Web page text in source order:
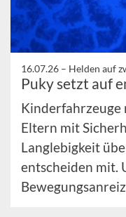
16.07.26 – Helden auf
Puky setzt auf
Kinderfahrzeuge
Eltern mit
Langlebigkeit
entscheiden mit.